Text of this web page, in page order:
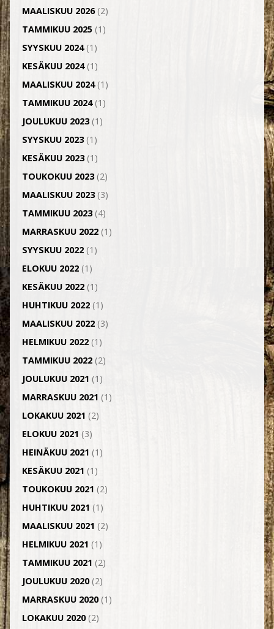
MAALISKUU 2026(2)
TAMMIKUU 2025(1)
SYYSKUU 2024(1)
KESÄKUU 2024(1)
MAALISKUU 2024(1)
TAMMIKUU 2024(1)
JOULUKUU 2023(1)
SYYSKUU 2023(1)
KESÄKUU 2023(1)
TOUKOKUU 2023(2)
MAALISKUU 2023(3)
TAMMIKUU 2023(4)
MARRASKUU 2022(1)
SYYSKUU 2022(1)
ELOKUU 2022(1)
KESÄKUU 2022(1)
HUHTIKUU 2022(1)
MAALISKUU 2022(3)
HELMIKUU 2022(1)
TAMMIKUU 2022(2)
JOULUKUU 2021 (1)
MARRASKUU 2021 (1)
LOKAKUU 2021 (2)
ELOKUU 2021 (3)
HEINÄKUU 2021 (1)
KESÄKUU 2021 (1)
TOUKOKUU 2021 (2)
HUHTIKUU 2021 (1)
MAALISKUU 2021 (2)
HELMIKUU 2021 (1)
TAMMIKUU 2021 (2)
JOULUKUU 2020(2)
MARRASKUU 2020(1)
LOKAKUU 2020(2)